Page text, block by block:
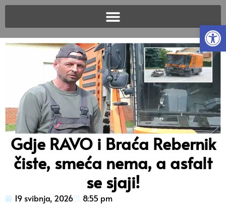
Gdje RAVO i Braća Rebernik
čiste, smeća nema, a asfalt
se sjaji!
19 svibnja, 2026
8:55 pm